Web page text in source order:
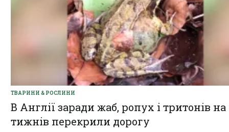
ТВАРИНИ & РОСЛИНИ
В Англії заради жаб, ропух і тритонів на
тижнів перекрили дорогу